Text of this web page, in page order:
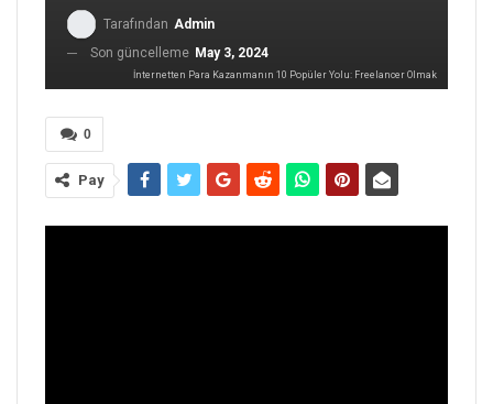
Tarafından Admin
Son güncelleme May 3, 2024
İnternetten Para Kazanmanın 10 Popüler Yolu: Freelancer Olmak
0
Pay